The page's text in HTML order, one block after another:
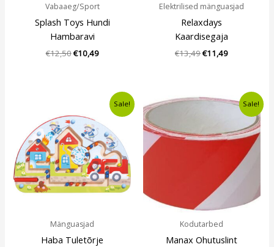
Vabaaeg/Sport
Splash Toys Hundi
Hambaravi
€12,50€10,49
Elektrilised mänguasjad
Relaxdays
Kaardisegaja
€13,49€11,49
Sale!
Mänguasjad
Haba Tuletõrje
oli:
€20,00.
Current
price
is:
€13,99.
Sale!
Kodutarbed
Manax Ohutuslint
Algne
€5,00.
Current
price
€3,49.